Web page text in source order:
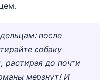
после
собаку
растирая до почти
мерзнут! И